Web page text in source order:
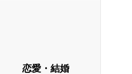
恋愛・結婚